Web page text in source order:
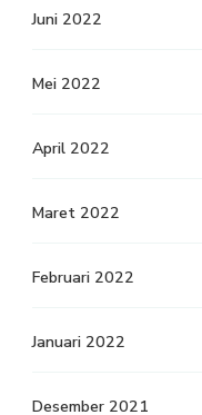
Juni 2022
Mei 2022
April 2022
Maret 2022
Februari 2022
Januari 2022
Desember 2021